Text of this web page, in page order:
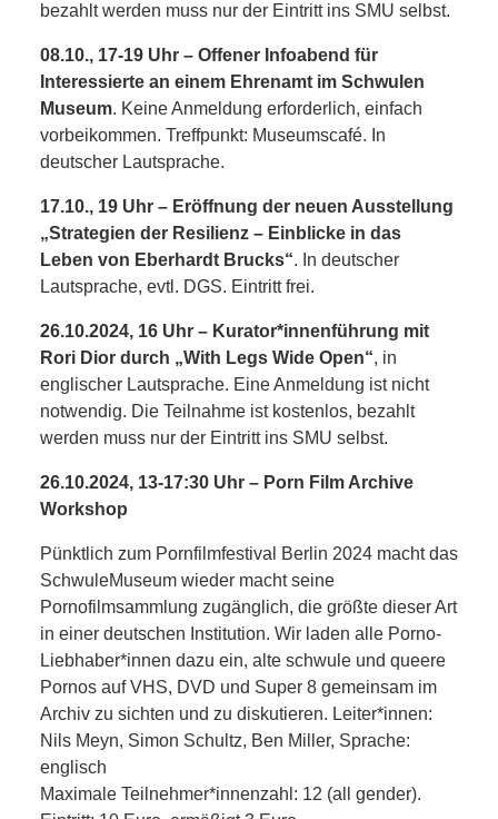
MITEINANDER
ÖFFENTLICHER
RAUM UND
VERKEHR
BAUEN
UND
WOHNEN
SPORT
UND
FREIZEIT
DER
ANDERE
BLICK
NETZWERK
SPONSORING
bezahlt werden muss nur der Eintritt ins SMU selbst.
08.10., 17-19 Uhr – Offener Infoabend für
Interessierte an einem Ehrenamt im Schwulen
Museum. Keine Anmeldung erforderlich, einfach
vorbeikommen. Treffpunkt: Museumscafé. In
deutscher Lautsprache.
17.10., 19 Uhr – Eröffnung der neuen Ausstellung
„Strategien der Resilienz – Einblicke in das
Leben von Eberhardt Brucks“. In deutscher
Lautsprache, evtl. DGS. Eintritt frei.
26.10.2024, 16 Uhr – Kurator*innenführung mit
Rori Dior durch „With Legs Wide Open“, in
englischer Lautsprache. Eine Anmeldung ist nicht
notwendig. Die Teilnahme ist kostenlos, bezahlt
werden muss nur der Eintritt ins SMU selbst.
26.10.2024, 13-17:30 Uhr – Porn Film Archive
Workshop
Pünktlich zum Pornfilmfestival Berlin 2024 macht das
SchwuleMuseum wieder macht seine
Pornofilmsammlung zugänglich, die größte dieser Art
in einer deutschen Institution. Wir laden alle Porno-
Liebhaber*innen dazu ein, alte schwule und queere
Pornos auf VHS, DVD und Super 8 gemeinsam im
Archiv zu sichten und zu diskutieren. Leiter*innen:
Nils Meyn, Simon Schultz, Ben Miller, Sprache:
englisch
Maximale Teilnehmer*innenzahl: 12 (all gender).